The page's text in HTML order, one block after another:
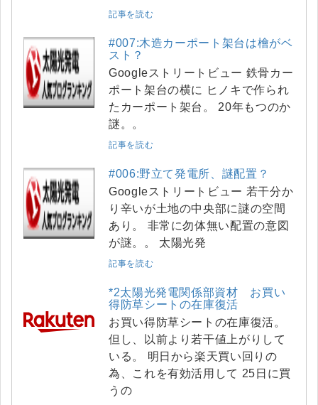
記事を読む
#007:木造カーポート架台は檜がベ
スト？
Googleストリートビュー 鉄骨カー
ポート架台の横に ヒノキで作られ
たカーポート架台。 20年もつのか
謎。。
記事を読む
#006:野立て発電所、謎配置？
Googleストリートビュー 若干分か
り辛いが土地の中央部に謎の空間
あり。 非常に勿体無い配置の意図
が謎。。 太陽光発
記事を読む
*2太陽光発電関係部資材 お買い
得防草シートの在庫復活
お買い得防草シートの在庫復活。
但し、以前より若干値上がりして
いる。 明日から楽天買い回りの
為、これを有効活用して 25日に買
うの